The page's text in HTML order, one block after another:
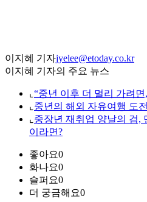
이지혜 기자jyelee@etoday.co.kr
이지혜 기자의 주요 뉴스
⌞ “중년 이후 더 멀리 가려
⌞ 중년의 해외 자유여행 도
⌞ 중장년 재취업 양날의 검,
이라면?
좋아요0
화나요0
슬퍼요0
더 궁금해요0